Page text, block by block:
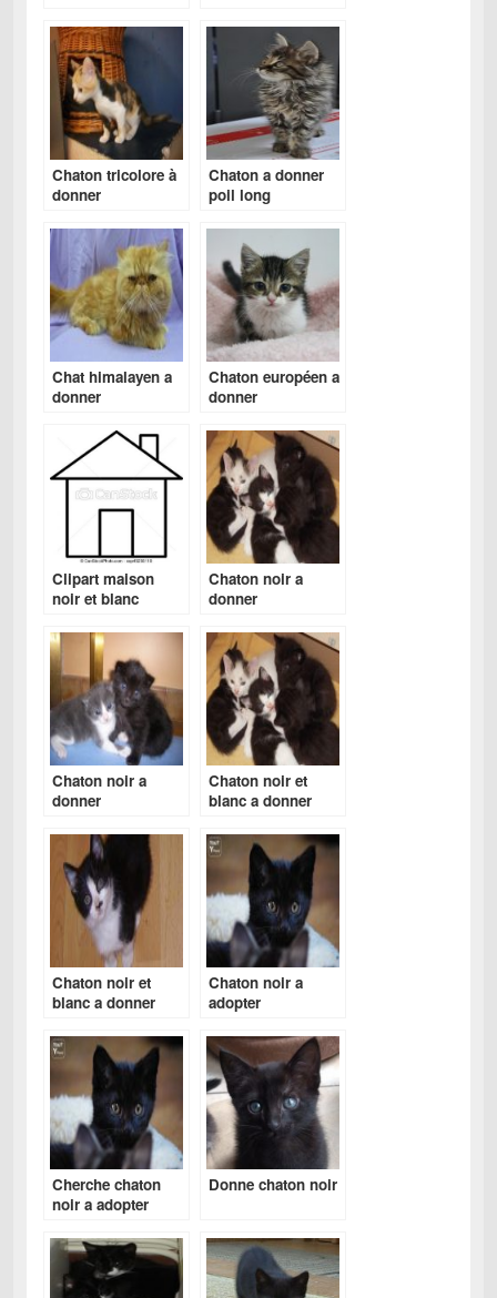
Chaton tricolore à
donner
Chaton a donner
poil long
Chat himalayen a
donner
Chaton européen a
donner
Clipart maison
noir et blanc
Chaton noir a
donner
Chaton noir a
donner
Chaton noir et
blanc a donner
Chaton noir et
blanc a donner
Chaton noir a
adopter
Cherche chaton
noir a adopter
Donne chaton noir